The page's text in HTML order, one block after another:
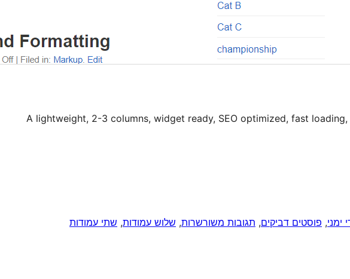
A lightweight, 2-3 columns, widget ready, SEO optimized, fast
ימני, פוסטים דביקים, תגובות משורשרות, שלוש עמודות, שתי עמודות